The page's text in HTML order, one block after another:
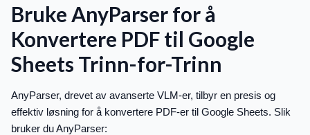
Bruke AnyParser for å
Konvertere PDF til Google
Sheets Trinn-for-Trinn
AnyParser, drevet av avanserte VLM-er, tilbyr en presis og
effektiv løsning for å konvertere PDF-er til Google Sheets. Slik
bruker du AnyParser: